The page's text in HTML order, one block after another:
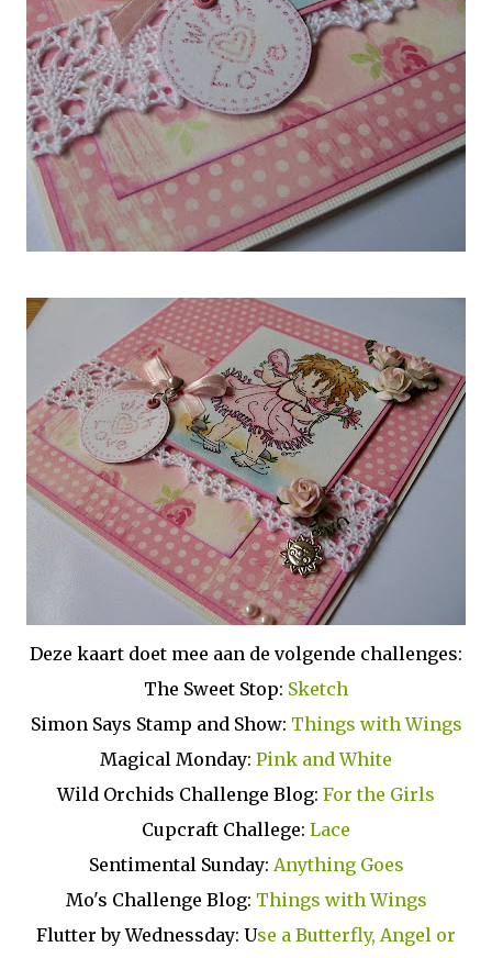
Deze kaart doet mee aan de volgende challenges:
The Sweet Stop: Sketch
Simon Says Stamp and Show: Things with Wings
Magical Monday: Pink and White
Wild Orchids Challenge Blog: For the Girls
Cupcraft Challege: Lace
Sentimental Sunday: Anything Goes
Mo's Challenge Blog: Things with Wings
Flutter by Wednessday: Use a Butterfly, Angel or